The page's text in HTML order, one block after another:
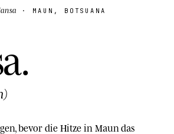
· MAUN, BOTSUANA
a.
bevor die Hitze in Maun das